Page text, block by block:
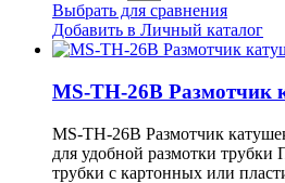
Выбрать для сравнения
Добавить в Личный каталог
MS-TH-26B Размотчик
MS-TH-26B Размотчик
для удобной размотки
трубки с картонных или